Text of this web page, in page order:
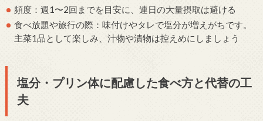
頻度：週1〜2回までを目安に、連日の大量摂取は避ける
食べ放題や旅行の際：味付けやタレで塩分が増えがちです。
主菜1品として楽しみ、汁物や漬物は控えめにしましょう
塩分・プリン体に配慮した食べ方と代替の工
夫